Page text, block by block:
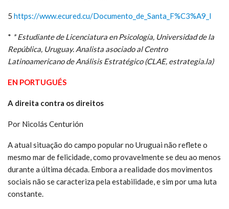
5 https://www.ecured.cu/Documento_de_Santa_F%C3%A9_I
* * Estudiante de Licenciatura en Psicología, Universidad de la
República, Uruguay. Analista asociado al Centro
Latinoamericano de Análisis Estratégico (CLAE, estrategia.la)
EN PORTUGUÉS
A direita contra os direitos
Por Nicolás Centurión
A atual situação do campo popular no Uruguai não reflete o
mesmo mar de felicidade, como provavelmente se deu ao menos
durante a última década. Embora a realidade dos movimentos
sociais não se caracteriza pela estabilidade, e sim por uma luta
constante.